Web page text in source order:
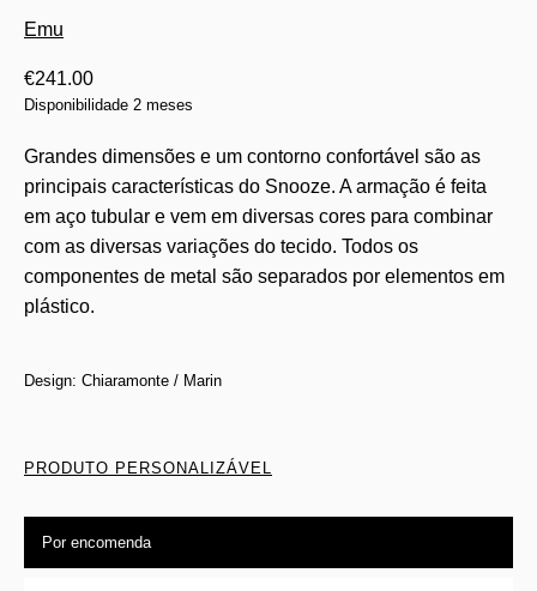
Emu
€241.00
Disponibilidade 2 meses
Grandes dimensões e um contorno confortável são as
principais características do Snooze. A armação é feita
em aço tubular e vem em diversas cores para combinar
com as diversas variações do tecido. Todos os
componentes de metal são separados por elementos em
plástico.
Design: Chiaramonte / Marin
PRODUTO PERSONALIZÁVEL
Por encomenda